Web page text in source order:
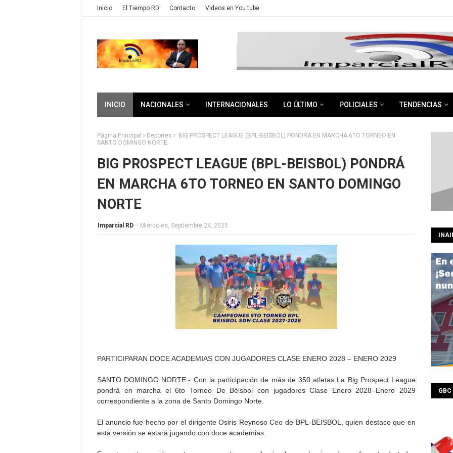
Inicio El Tiempo RD Contacto Videos en You tube
INICIO NACIONALES INTERNACIONALES LO ÚLTIMO POLICIALES TENDENCIAS
Página Principal Deportes
BIG PROSPECT LEAGUE (BPL-BEISBOL) PONDRÁ EN MARCHA 6TO TORNEO EN
SANTO DOMINGO NORTE
BIG PROSPECT LEAGUE (BPL-BEISBOL) PONDRÁ
EN MARCHA 6TO TORNEO EN SANTO DOMINGO
NORTE
Imparcial RD - Miércoles, Septiembre 24, 2025
PARTICIPARAN DOCE ACADEMIAS CON JUGADORES CLASE ENERO 2028 – ENERO 2029
SANTO DOMINGO NORTE:- Con la participación de más de 350 atletas La Big Prospect League
pondrá en marcha el 6to Torneo De Béisbol con jugadores Clase Enero 2028–Enero 2029
correspondiente a la zona de Santo Domingo Norte.
El anuncio fue hecho por el dirigente Osiris Reynoso Ceo de BPL-BEISBOL, quien destaco que en
esta versión se estará jugando con doce academias.
GBC